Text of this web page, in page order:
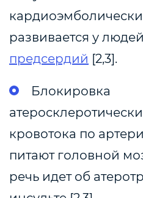
развивается у
предсердий [2,3].
Блокировка
кровотока по
питают головной
речь идет об